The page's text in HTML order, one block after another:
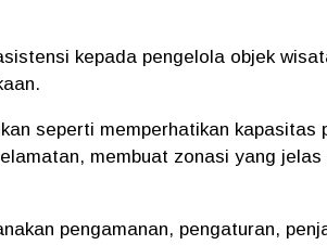
kepada pengelola objek
seperti memperhatikan kapasitas
membuat zonasi yang
pengamanan, pengaturan,